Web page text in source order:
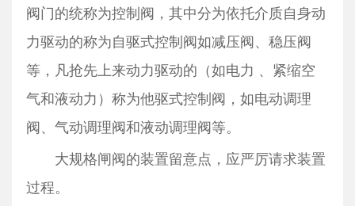
阀门的统称为控制阀，其中分为依托介质自身动
力驱动的称为自驱式控制阀如减压阀、稳压阀
等，凡抢先上来动力驱动的（如电力 、紧缩空
气和液动力）称为他驱式控制阀，如电动调理
阀、气动调理阀和液动调理阀等。
大规格闸阀的装置留意点，应严厉请求装置
过程。